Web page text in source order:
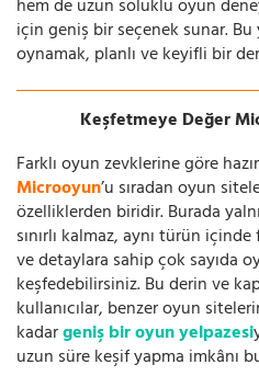
hem de uzun soluklu oyun
için geniş bir seçenek sunar.
oynamak, planlı ve keyifli bir
Keşfetmeye Değer
Farklı oyun zevklerine göre
Microoyun’u sıradan oyun
özelliklerden biridir. Burada
sınırlı kalmaz, aynı türün
ve detaylara sahip çok sayıda
keşfedebilirsiniz. Bu derin ve
kullanıcılar, benzer oyun
kadargeniş bir oyun yelpazesi
uzun süre keşif yapma imkânı